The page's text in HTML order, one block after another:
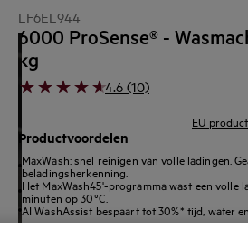
LF6EL944
6000 ProSense® -
kg
4.6 (10)
EU
Productvoordelen
MaxWash: snel reinigen van volle ladingen.
beladingsherkenning.
Het MaxWash45'-programma wast een volle
minuten op 30°C.
AI WashAssist bespaart tot 30%* tijd, water